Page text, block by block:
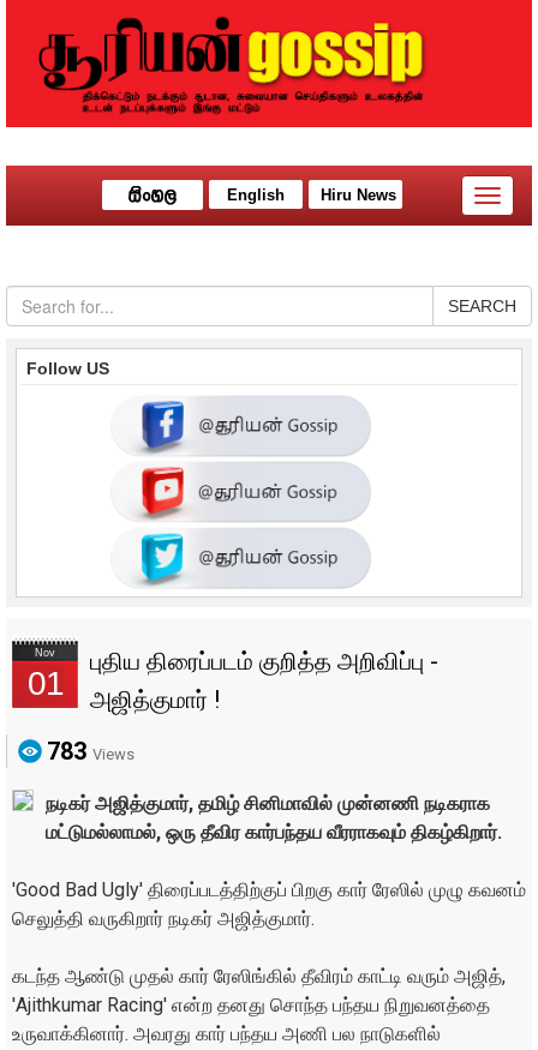
English Hiru News
Toggle
SEARCH
Follow US
Nov
01
புதிய திரைப்படம் குறித்த அறிவிப்பு -
அஜித்குமார் !
783 Views
நடிகர் அஜித்குமார், தமிழ் சினிமாவில் முன்னணி நடிகராக
மட்டுமல்லாமல், ஒரு தீவிர கார்பந்தய வீரராகவும் திகழ்கிறார்.
'Good Bad Ugly' திரைப்படத்திற்குப் பிறகு கார் ரேஸில் முழு கவனம்
செலுத்தி வருகிறார் நடிகர் அஜித்குமார்.
கடந்த ஆண்டு முதல் கார் ரேஸிங்கில் தீவிரம் காட்டி வரும் அஜித்,
'Ajithkumar Racing' என்ற தனது சொந்த பந்தய நிறுவனத்தை
உருவாக்கினார். அவரது கார் பந்தய அணி பல நாடுகளில்